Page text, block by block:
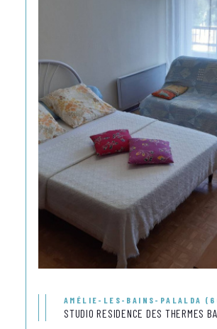
AMÉLIE-LES-BAINS-PALALDA
STUDIO RESIDENCE DES THERMES